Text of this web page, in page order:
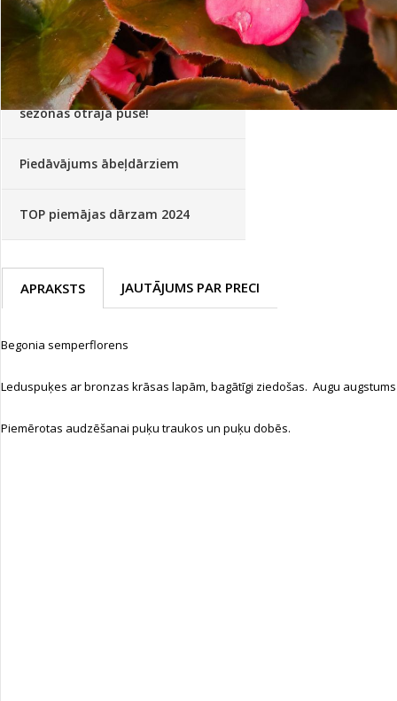
Palīglīdzekļi augu audzēšanai(72)
Klientu Diena
Novatec - izcils mēslošanai arī
sezonas otrajā pusē!
Piedāvājums ābeļdārziem
TOP piemājas dārzam 2024
APRAKSTS JAUTĀJUMS PAR PRECI
Begonia semperflorens
Leduspuķes ar bronzas krāsas lapām, bagātīgi ziedošas. Augu augstums
Piemērotas audzēšanai puķu traukos un puķu dobēs.